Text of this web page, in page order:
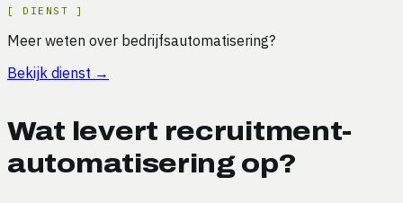
[ DIENST ]
Meer weten over bedrijfsautomatisering?
Bekijk dienst →
Wat levert recruitment-
automatisering op?